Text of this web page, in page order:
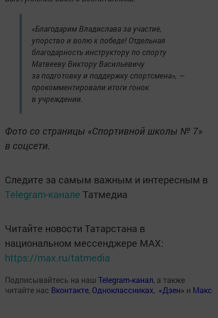
«Благодарим Владислава за участие,
упорство и волю к победе! Отдельная
благодарность инструктору по спорту
Матвееву Виктору Васильевичу
за подготовку и поддержку спортсмена», —
прокомментировали итоги гонок
в учреждении.
Фото со страницы «Спортивной школы № 7»
в соцсети.
Следите за самым важным и интересным в
Telegram-канале Татмедиа
Читайте новости Татарстана в
национальном мессенджере MАХ:
https://max.ru/tatmedia
Подписывайтесь на наш Telegram-канал, а также
читайте нас Вконтакте, Одноклассниках, «Дзен» и Макс